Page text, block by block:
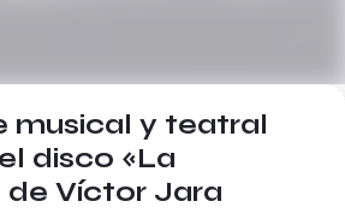
musical y teatral
disco «La
de Víctor Jara